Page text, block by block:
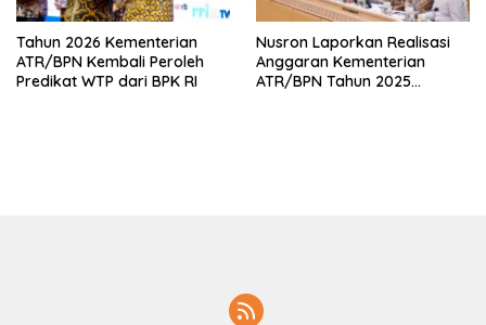
Tahun 2026 Kementerian
ATR/BPN Kembali Peroleh
Predikat WTP dari BPK RI
Nusron Laporkan Realisasi
Anggaran Kementerian
ATR/BPN Tahun 2025